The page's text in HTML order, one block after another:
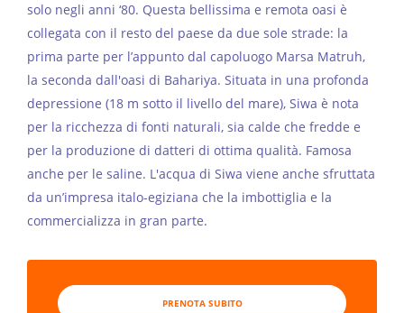
solo negli anni ‘80. Questa bellissima e remota oasi è
collegata con il resto del paese da due sole strade: la
prima parte per l’appunto dal capoluogo Marsa Matruh,
la seconda dall'oasi di Bahariya. Situata in una profonda
depressione (18 m sotto il livello del mare), Siwa è nota
per la ricchezza di fonti naturali, sia calde che fredde e
per la produzione di datteri di ottima qualità. Famosa
anche per le saline. L'acqua di Siwa viene anche sfruttata
da un’impresa italo-egiziana che la imbottiglia e la
commercializza in gran parte.
PRENOTA SUBITO